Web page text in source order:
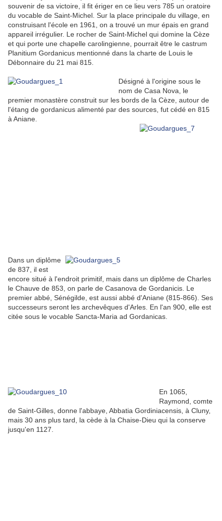
souvenir de sa victoire, il fit ériger en ce lieu vers 785 un oratoire
du vocable de Saint-Michel. Sur la place principale du village, en
construisant l'école en 1961, on a trouvé un mur épais en grand
appareil irrégulier. Le rocher de Saint-Michel qui domine la Cèze
et qui porte une chapelle carolingienne, pourrait être le castrum
Planitium Gordanicus mentionné dans la charte de Louis le
Débonnaire du 21 mai 815.
Désigné à l'origine sous le
nom de Casa Nova, le
premier monastère construit sur les bords de la Cèze, autour de
l'étang de gordanicus alimenté par des sources, fut cédé en 815
à Aniane.
Dans un diplôme
de 837, il est
encore situé à l'endroit primitif, mais dans un diplôme de Charles
le Chauve de 853, on parle de Casanova de Gordanicis. Le
premier abbé, Sénégilde, est aussi abbé d'Aniane (815-866). Ses
successeurs seront les archevêques d'Arles. En l'an 900, elle est
citée sous le vocable Sancta-Maria ad Gordanicas.
En 1065,
Raymond, comte
de Saint-Gilles, donne l'abbaye, Abbatia Gordiniacensis, à Cluny,
mais 30 ans plus tard, la cède à la Chaise-Dieu qui la conserve
jusqu'en 1127.